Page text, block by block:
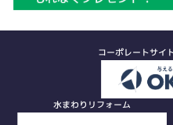
コーポレートサイ
水まわりリフォーム